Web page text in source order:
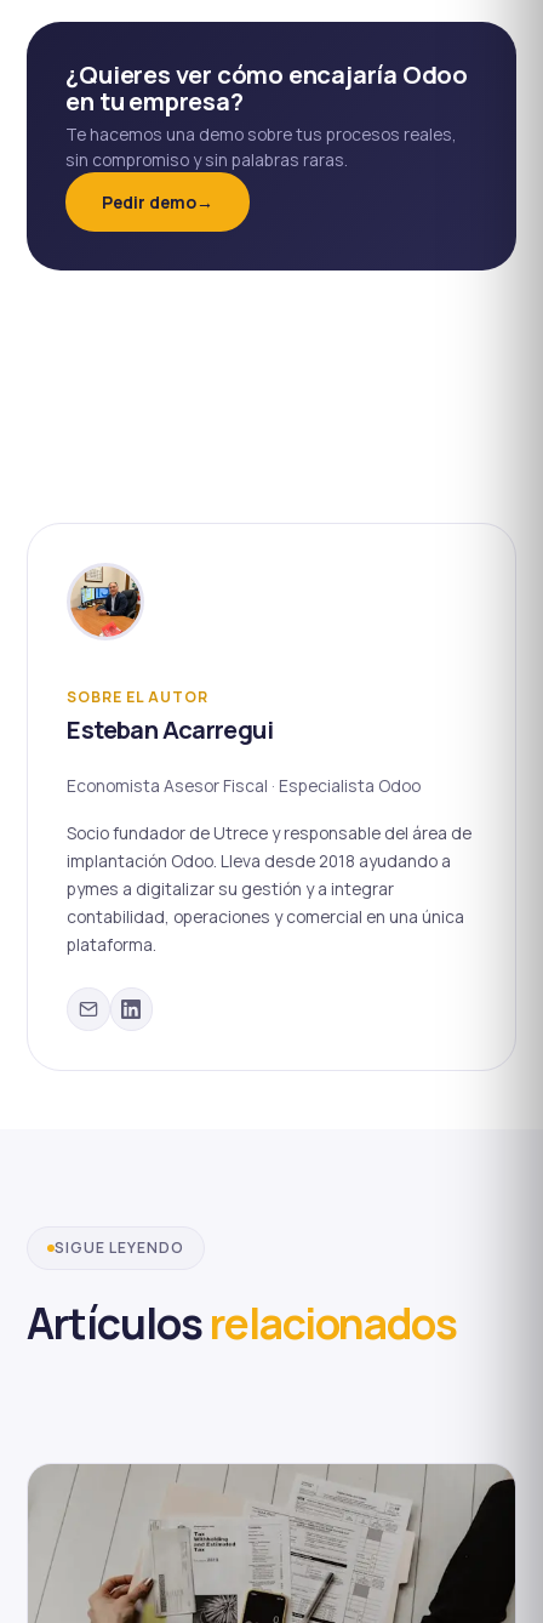
¿Quieres ver cómo encajaría Odoo
en tu empresa?
Te hacemos una demo sobre tus procesos reales,
sin compromiso y sin palabras raras.
Pedir demo→
SOBRE EL AUTOR
Esteban Acarregui
Economista Asesor Fiscal · Especialista Odoo
Socio fundador de Utrece y responsable del área de
implantación Odoo. Lleva desde 2018 ayudando a
pymes a digitalizar su gestión y a integrar
contabilidad, operaciones y comercial en una única
plataforma.
SIGUE LEYENDO
Artículosrelacionados